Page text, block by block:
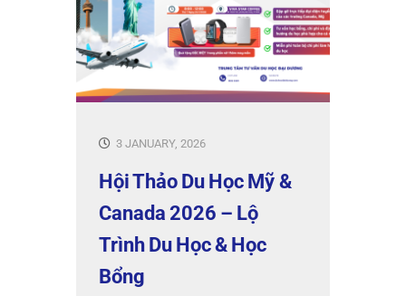
3 JANUARY, 2026
Hội Thảo Du Học Mỹ &
Canada 2026 – Lộ
Trình Du Học & Học
Bổng